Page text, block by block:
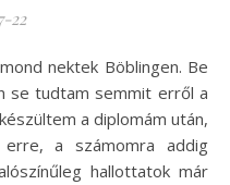
22
se tudtam semmit erről a
a diplomám után,
a számomra addig
hallottatok már